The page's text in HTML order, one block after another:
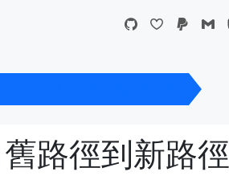
路徑到新路徑